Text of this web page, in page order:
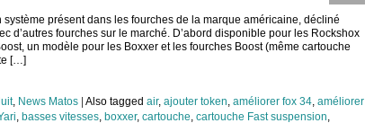
système présent dans les fourches de la marque américaine, décliné
d’autres fourches sur le marché. D’abord disponible pour les Rockshox
un modèle pour les Boxxer et les fourches Boost (même cartouche
[…]
, News Matos Also tagged air, ajouter token, améliorer fox 34, améliorer
, basses vitesses, boxxer, cartouche, cartouche Fast suspension,